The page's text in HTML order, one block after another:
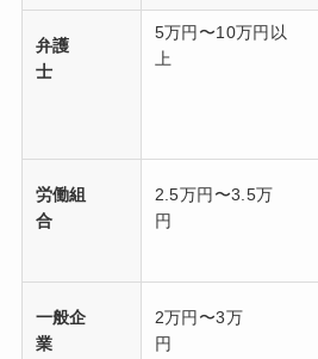
弁護
士
5万円〜10万円以
上
労働組
合
2.5万円〜3.5万
円
一般企
業
2万円〜3万
円